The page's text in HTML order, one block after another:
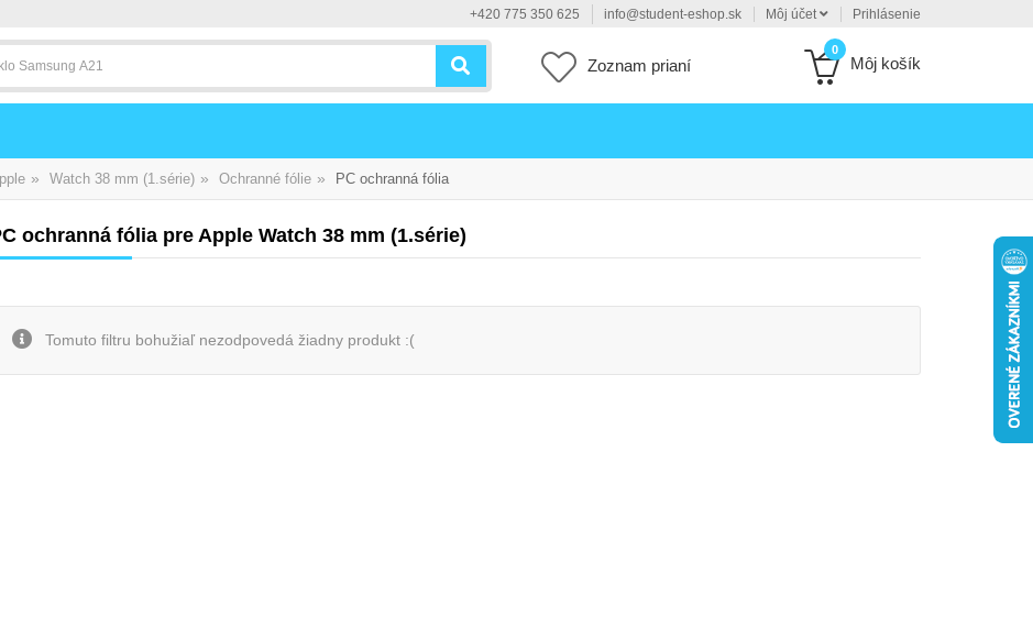
+420 775 350 625 info@student-eshop.sk Môj účet Prihlásenie
Zoznam prianí
0
Môj košík
» Watch 38 mm (1.série) » Ochranné fólie » PC ochranná fólia
ochranná fólia pre Apple Watch 38 mm (1.série)
Tomuto filtru bohužiaľ nezodpovedá žiadny produkt :(